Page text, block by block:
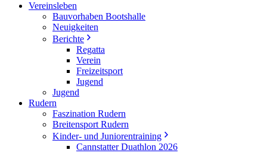
Vereinsleben
Bauvorhaben Bootshalle
Neuigkeiten
Berichte
Regatta
Verein
Freizeitsport
Jugend
Jugend
Rudern
Faszination Rudern
Breitensport Rudern
Kinder- und Juniorentraining
Cannstatter Duathlon 2026